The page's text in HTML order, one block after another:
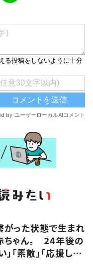
がった状態で生まれ
ちゃん。 24年後の
」「素敵」「応援して